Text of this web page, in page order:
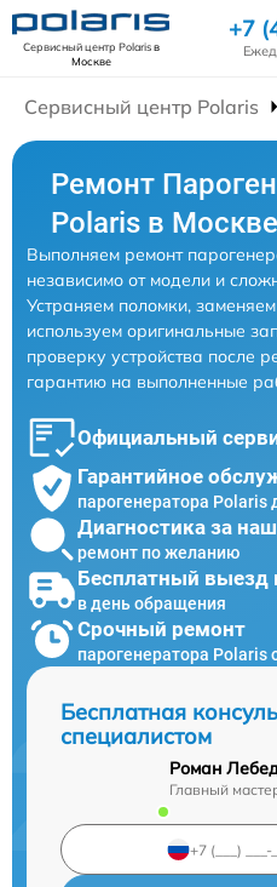
Сервисный центр Polarisв
Москве
+7
Сервисный центр Polaris
Ремонт
Polaris в Москве
Выполняем ремонт
независимо от модели и
Устраняем поломки,
используем оригинальные
проверку устройства после
гарантию на выполненные
Официальный
Гарантийное
парогенератора Polaris
Диагностика за
ремонт по желанию
Бесплатный выезд
в день обращения
Срочный ремонт
парогенератора Polaris
Бесплатная
специалистом
Роман
Главный